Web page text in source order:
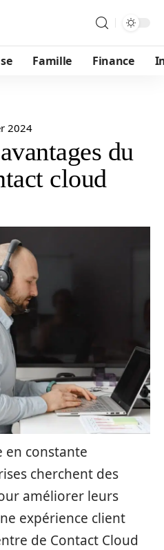
Famille Finance
2024
du
cloud
en constante
cherchent des
améliorer leurs
expérience client
de Contact Cloud